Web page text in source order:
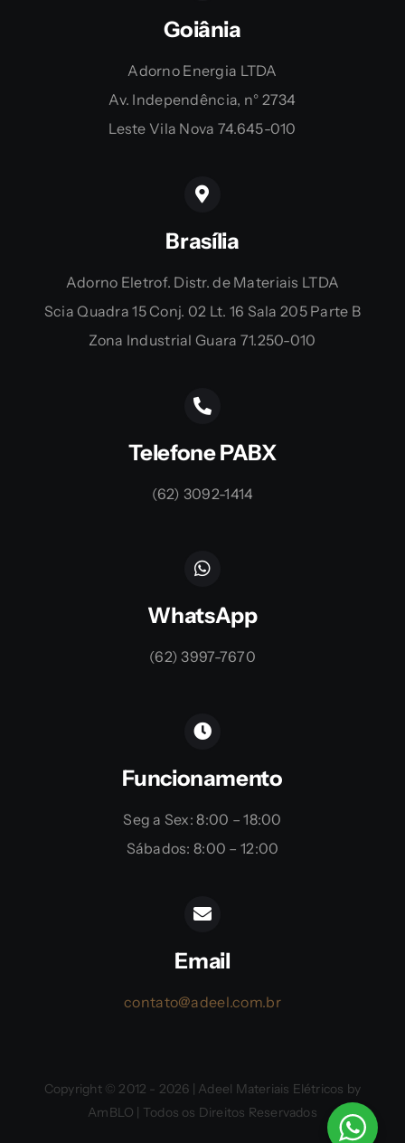
Goiânia
Adorno Energia LTDA
Av. Independência, n° 2734
Leste Vila Nova 74.645-010
Brasília
Adorno Eletrof. Distr. de Materiais LTDA
Scia Quadra 15 Conj. 02 Lt. 16 Sala 205 Parte B
Zona Industrial Guara 71.250-010
Telefone PABX
(62) 3092-1414
WhatsApp
(62) 3997-7670
Funcionamento
Seg a Sex: 8:00 – 18:00
Sábados: 8:00 – 12:00
Email
contato@adeel.com.br
Copyright © 2012 - 2026 | Adeel Materiais Elétricos by
AmBLO | Todos os Direitos Reservados